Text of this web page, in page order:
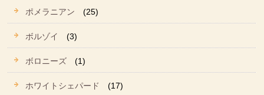
ポメラニアン (25)
ボルゾイ (3)
ボロニーズ (1)
ホワイトシェパード (17)